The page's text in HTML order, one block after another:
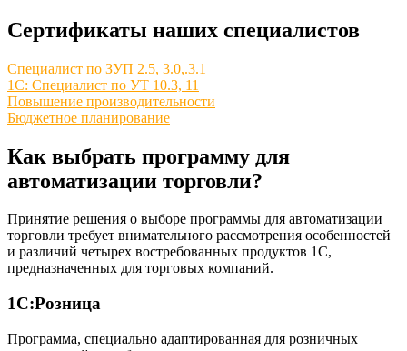
Сертификаты наших специалистов
Специалист по ЗУП 2.5, 3.0,.3.1
1С: Специалист по УТ 10.3, 11
Повышение производительности
Бюджетное планирование
Как выбрать программу для
автоматизации торговли?
Принятие решения о выборе программы для автоматизации
торговли требует внимательного рассмотрения особенностей
и различий четырех востребованных продуктов 1С,
предназначенных для торговых компаний.
1С:Розница
Программа, специально адаптированная для розничных